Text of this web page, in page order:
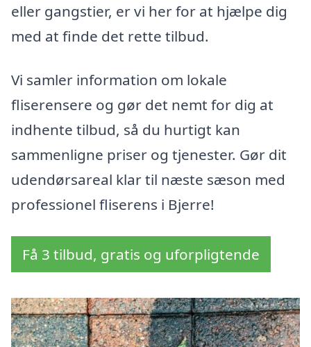
eller gangstier, er vi her for at hjælpe dig
med at finde det rette tilbud.
Vi samler information om lokale
fliserensere og gør det nemt for dig at
indhente tilbud, så du hurtigt kan
sammenligne priser og tjenester. Gør dit
udendørsareal klar til næste sæson med
professionel fliserens i Bjerre!
Få 3 tilbud, gratis og uforpligtende